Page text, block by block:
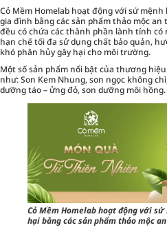
Cỏ Mềm Homelab hoạt động với sứ
gia đình bằng các sản phẩm thảo mộc an
đều có chứa các thành phần lành tính
hạn chế tối đa sử dụng chất bảo quản,
khó phân hủy gây hại cho môi trường.
Một số sản phẩm nổi bật của thương
như: Son Kem Nhung, son ngọc không
dưỡng táo – ửng đỏ, son dưỡng môi hồng.
Cỏ Mềm Homelab hoạt động với
hại bằng các sản phẩm thảo mộc